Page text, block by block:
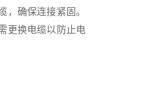
确保连接紧固。
更换电缆以防止电